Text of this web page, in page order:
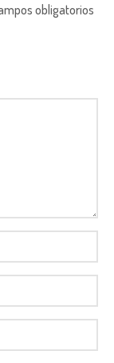
obligatorios